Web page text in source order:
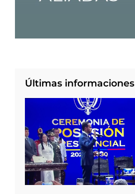
Últimas informaciones